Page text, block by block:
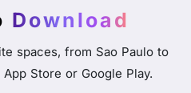
Download
spaces, from Sao Paulo to
Store or Google Play.